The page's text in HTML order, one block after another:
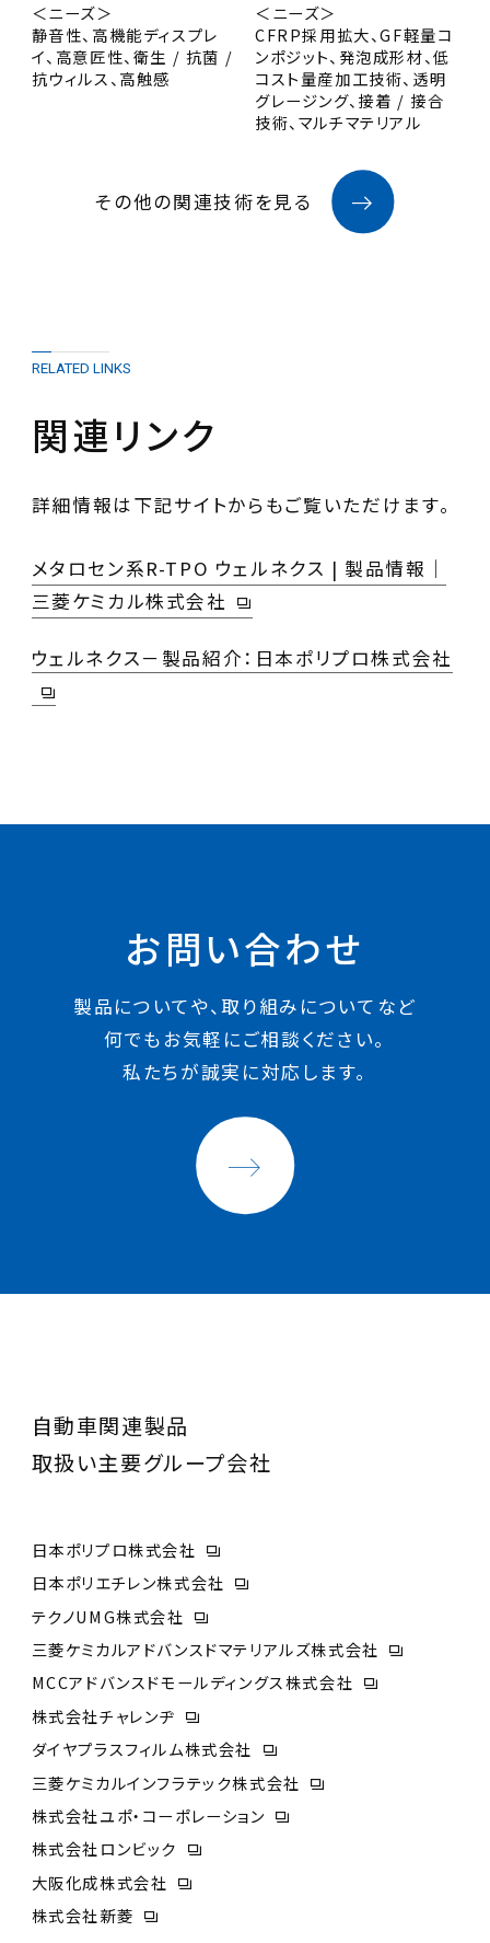
＜ニーズ＞
静音性、高機能ディスプレ
イ、高意匠性、衛生 / 抗菌 /
抗ウィルス、高触感
＜ニーズ＞
CFRP採用拡大、GF軽量コ
ンポジット、発泡成形材、低
コスト量産加工技術、透明
グレージング、接着 / 接合
技術、マルチマテリアル
その他の関連技術を見る
RELATED LINKS
関連リンク
詳細情報は下記サイトからもご覧いただけます。
メタロセン系R-TPO ウェルネクス | 製品情報｜
三菱ケミカル株式会社
ウェルネクス－製品紹介：日本ポリプロ株式会社
お問い合わせ
製品についてや、取り組みについてなど
何でもお気軽にご相談ください。
私たちが誠実に対応します。
自動車関連製品
取扱い主要グループ会社
日本ポリプロ株式会社
MCCアドバンスドモールディングス株式会社
三菱ケミカルアドバンスドマテリアルズ株式会社
株式会社チャレンヂ
ダイヤプラスフィルム株式会社
三菱ケミカルインフラテック株式会社
株式会社ユポ・コーポレーション
株式会社ロンビック
大阪化成株式会社
株式会社新菱
テクノUMG株式会社
日本ポリエチレン株式会社